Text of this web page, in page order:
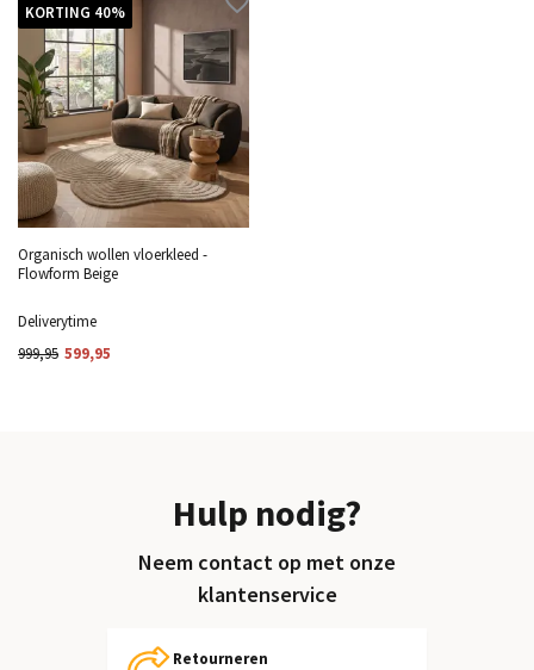
KORTING 40%
Organisch wollen vloerkleed -
Flowform Beige
Deliverytime
999,95 599,95
Hulp nodig?
Neem contact op met onze
klantenservice
Retourneren